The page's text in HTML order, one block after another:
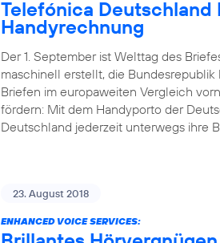
Telefónica
Handyrechnung
Der 1. September ist Welttag des
maschinell erstellt, die
Briefen im europaweiten Vergleich
fördern: Mit dem Handyporto der
Deutschland jederzeit unterwegs ihre
23. August 2018
ENHANCED VOICE SERVICES: